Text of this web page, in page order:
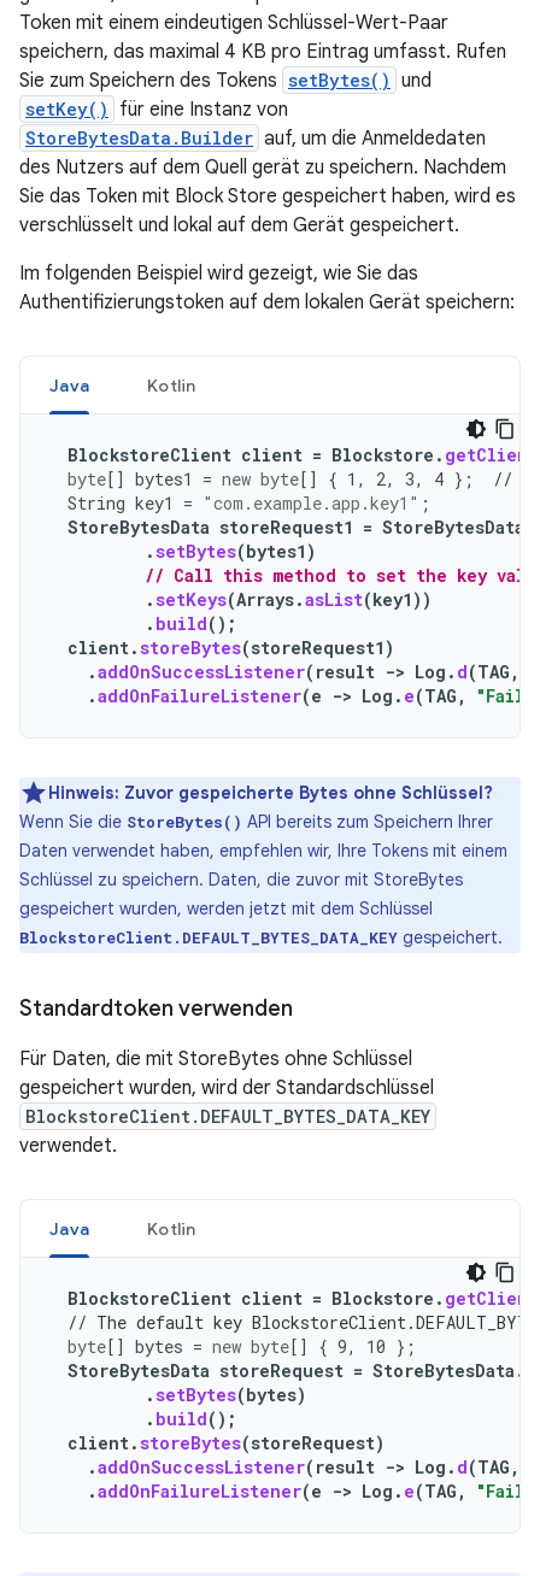
Token mit einem eindeutigen Schlüssel-Wert-Paar
speichern, das maximal 4 KB pro Eintrag umfasst. Rufen
Sie zum Speichern des Tokens setBytes() und
setKey() für eine Instanz von
StoreBytesData.Builder auf, um die Anmeldedaten
des Nutzers auf dem Quell gerät zu speichern. Nachdem
Sie das Token mit Block Store gespeichert haben, wird es
verschlüsselt und lokal auf dem Gerät gespeichert.
Im folgenden Beispiel wird gezeigt, wie Sie das
Authentifizierungstoken auf dem lokalen Gerät speichern:
Java Kotlin
BlockstoreClient client = Blockstore . getClient
byte[] bytes1 = new byte[] { 1 , 2, 3, 4 };
//
String key1 = "com.example.app.key1" ;
StoreBytesData storeRequest1 = StoreBytesData
.setBytes(bytes1 )
// Call this method to set the key
.setKeys(Arrays.asList(key1 ))
. build();
client.storeBytes(storeRequest1 )
.addOnSuccessListener( result -> Log . d(TAG ,
.addOnFailureListener(e -> Log . e(TAG ,
Hinweis: Zuvor gespeicherte Bytes ohne Schlüssel?
Wenn Sie die StoreBytes() API bereits zum Speichern Ihrer
Daten verwendet haben, empfehlen wir, Ihre Tokens mit einem
Schlüssel zu speichern. Daten, die zuvor mit StoreBytes
gespeichert wurden, werden jetzt mit dem Schlüssel
BlockstoreClient.DEFAULT_BYTES_DATA_KEY gespeichert.
Standardtoken verwenden
Für Daten, die mit StoreBytes ohne Schlüssel
gespeichert wurden, wird der Standardschlüssel
BlockstoreClient.DEFAULT_BYTES_DATA_KEY
verwendet.
Java Kotlin
BlockstoreClient client = Blockstore . getClient
// The default key
byte[] bytes = new byte[] { 9, 10 };
StoreBytesData storeRequest = StoreBytesData .
.setBytes(bytes)
. build();
client.storeBytes(storeRequest)
.addOnSuccessListener( result -> Log . d(TAG ,
.addOnFailureListener(e -> Log . e(TAG ,